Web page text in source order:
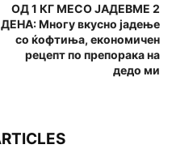
OД 1 КГ МЕСО ЈАДЕВМЕ 2
ДЕНА: Многу вкусно јадење
со ќофтиња, економичен
рецепт по препорака на
дедо ми